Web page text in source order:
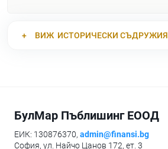
ВИЖ ИСТОРИЧЕСКИ СЪДРУЖИЯ
БулМар Пъблишинг ЕООД
ЕИК: 130876370, admin@finansi.bg
София, ул. Найчо Цанов 172, ет. 3